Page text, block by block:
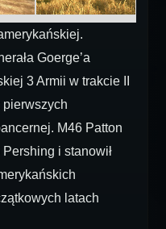
Goerge’a
3 Armii w trakcie II
M46 Patton
Pershing i stanowił
latach